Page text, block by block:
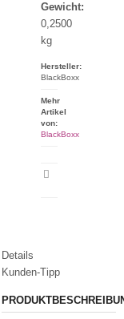
Gewicht:
0,2500
kg
Hersteller:
BlackBoxx
Mehr
Artikel
von:
BlackBoxx
Details
Kunden-Tipp